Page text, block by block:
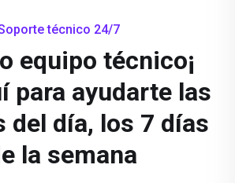
técnico 24/7
equipo técnico
para ayudarte las
del día, los 7 días
la semana!